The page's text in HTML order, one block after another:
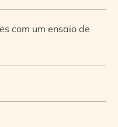
com um ensaio de